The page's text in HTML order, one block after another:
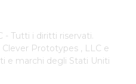
- Tutti i diritti riservati.
Clever Prototypes , LLC e
e marchi degli Stati Uniti